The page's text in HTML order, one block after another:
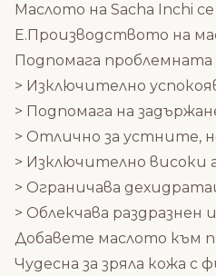
Маслото на Sacha Inchi
Е.Производството на
Подпомага
> Изключително
> Подпомага на
> Отлично за устните,
> Изключително
> Ограничава
> Облекчава
Добавете маслото към
Чудесна за зряла кожа